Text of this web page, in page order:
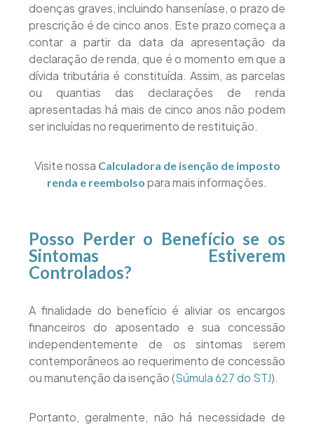
doenças graves, incluindo hanseníase, o prazo de
prescrição é de cinco anos. Este prazo começa a
contar a partir da data da apresentação da
declaração de renda, que é o momento em que a
dívida tributária é constituída. Assim, as parcelas
ou quantias das declarações de renda
apresentadas há mais de cinco anos não podem
ser incluídas no requerimento de restituição.
Visite nossa Calculadora de isenção de imposto
renda e reembolso para mais informações.
Posso Perder o Benefício se os
Sintomas Estiverem
Controlados?
A finalidade do benefício é aliviar os encargos
financeiros do aposentado e sua concessão
independentemente de os sintomas serem
contemporâneos ao requerimento de concessão
ou manutenção da isenção (Súmula 627 do STJ).
Portanto, geralmente, não há necessidade de